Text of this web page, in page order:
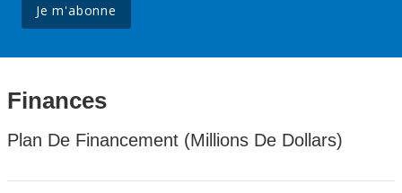
Je m'abonne
Finances
Plan De Financement (Millions De Dollars)